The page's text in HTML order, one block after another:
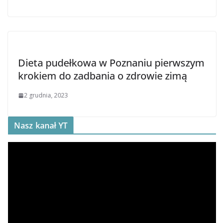
Dieta pudełkowa w Poznaniu pierwszym
krokiem do zadbania o zdrowie zimą
2 grudnia, 2023
Nasz kanał YT